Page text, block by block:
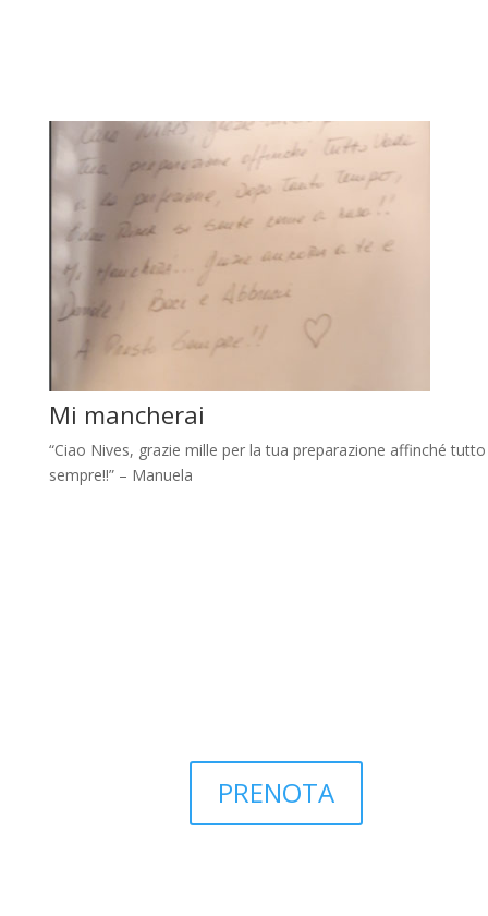
Mi mancherai
“Ciao Nives, grazie mille per la tua preparazione affinché
sempre!!” – Manuela
PRENOTA